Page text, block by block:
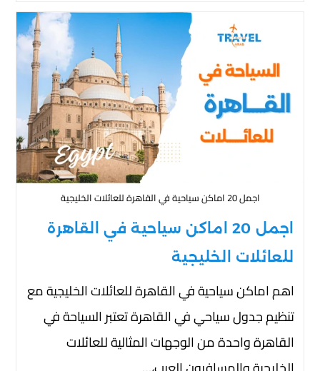
اجمل 20 اماكن سياحية في القاهرة للعائلات الخليجية
اجمل 20 اماكن سياحية في القاهرة
للعائلات الخليجية
اهم اماكن سياحية في القاهرة للعائلات الخليجية مع
تنظيم جدول سياحي في القاهرة تعتبر السياحة في
القاهرة واحدة من الوجهات المثالية للعائلات